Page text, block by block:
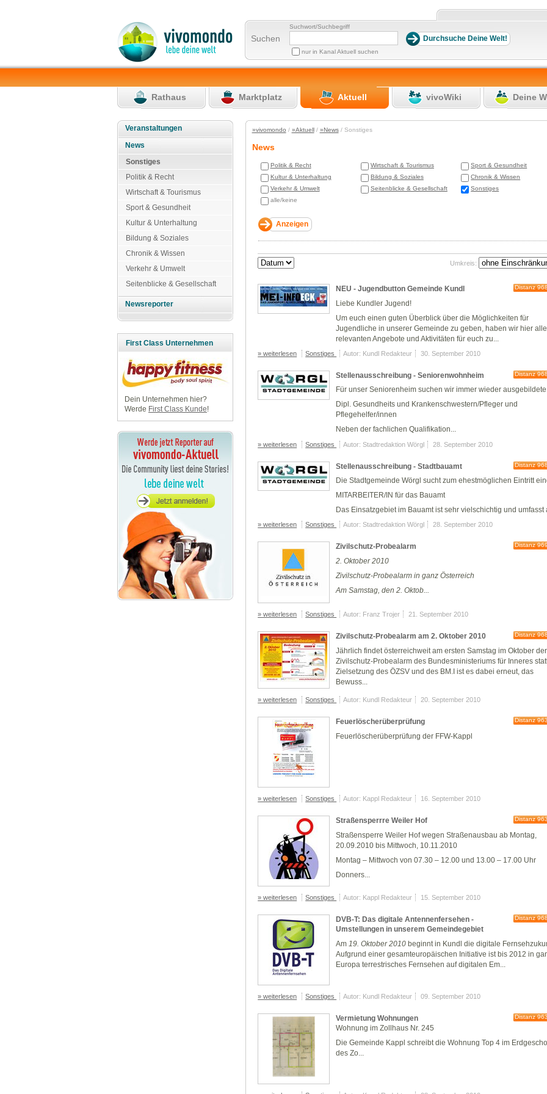
Suchen
Suchwort/Suchbegriff
nur in Kanal Aktuell suchen
Rathaus Marktplatz Aktuell vivoWiki Deine
Veranstaltungen
News
Sonstiges
Politik & Recht
Wirtschaft & Tourismus
Sport & Gesundheit
Kultur & Unterhaltung
Bildung & Soziales
Chronik & Wissen
Verkehr & Umwelt
Seitenblicke & Gesellschaft
Newsreporter
First Class Unternehmen
Dein Unternehmen hier?
Werde First Class Kunde!
»vivomondo / »Aktuell/ »News/ Sonstiges
News
Politik & Recht Wirtschaft & Tourismus
Sport & Gesundheit
Kultur & Unterhaltung
Bildung & Soziales
Chronik & Wissen
Verkehr & Umwelt
Seitenblicke & Gesellschaft
Sonstiges
alle/keine
Umkreis:
NEU - Jugendbutton Gemeinde Kundl Distanz
Liebe Kundler Jugend!
Um euch einen guten Überblick über die Möglichkeiten für
Jugendliche in unserer Gemeinde zu geben, haben wir hier alle
relevanten Angebote und Aktivitäten für euch zu...
» weiterlesen Sonstiges Autor: Kundl Redakteur 30. September 2010
Stellenausschreibung - Seniorenwohnheim Distanz
Für unserSeniorenheim suchen wir immer wieder ausgebildete
Dipl. Gesundheits und Krankenschwestern/Pfleger und
Pflegehelfer/innen
Neben der fachlichen Qualifikation...
» weiterlesen Sonstiges Autor: Stadtredaktion Wörgl 28. September 2010
Stellenausschreibung - Stadtbauamt Distanz
Die Stadtgemeinde Wörgl sucht zum ehestmöglichen Eintritt
MITARBEITER/INfür das Bauamt
Das Einsatzgebiet im Bauamt ist sehr vielschichtig und umfasst
» weiterlesen Sonstiges Autor: Stadtredaktion Wörgl 28. September 2010
Zivilschutz-Probealarm Distanz
2. Oktober 2010
Zivilschutz-Probealarm in ganz Österreich
Am Samstag, den 2. Oktob...
» weiterlesen Sonstiges Autor: Franz Trojer 21. September 2010
Zivilschutz-Probealarm am 2. Oktober 2010 Distanz
Jährlich findet österreichweit am ersten Samstag im Oktober der
Zivilschutz-Probealarm des Bundesministeriums für Inneres
Zielsetzung des ÖZSV und des BM.I ist es dabei erneut, das
Bewuss...
» weiterlesen Sonstiges Autor: Kundl Redakteur 20. September 2010
Feuerlöscherüberprüfung Distanz
Feuerlöscherüberprüfung der FFW-Kappl
» weiterlesen Sonstiges Autor: Kappl Redakteur 16. September 2010
Straßensperrre Weiler Hof Distanz
StraßensperreWeiler Hofwegen Straßenausbau ab Montag,
20.09.2010 bis Mittwoch, 10.11.2010
Montag – Mittwoch von 07.30 – 12.00 und 13.00 – 17.00 Uhr
Donners...
» weiterlesen Sonstiges Autor: Kappl Redakteur 15. September 2010
DVB-T: Das digitale Antennenfersehen -
Umstellungen in unserem Gemeindegebiet
Distanz
Am 19. Oktober 2010 beginnt in Kundl die digitale
Aufgrund einer gesamteuropäischen Initiative ist bis 2012 in
Europa terrestrisches Fernsehen auf digitalen Em...
» weiterlesen Sonstiges Autor: Kundl Redakteur 09. September 2010
Vermietung Wohnungen Distanz
Wohnung im Zollhaus Nr. 245
Die Gemeinde Kappl schreibt die Wohnung Top 4 im
des Zo...